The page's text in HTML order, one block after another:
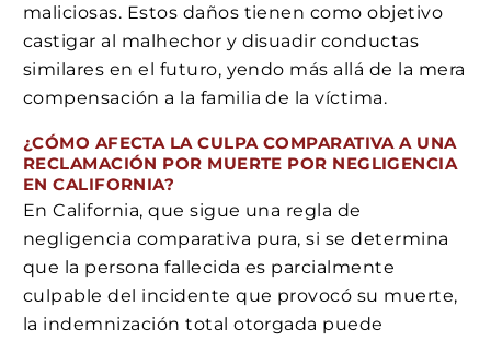
maliciosas. Estos daños tienen como objetivo
castigar al malhechor y disuadir conductas
similares en el futuro, yendo más allá de la mera
compensación a la familia de la víctima.
¿CÓMO AFECTA LA CULPA COMPARATIVA A UNA
RECLAMACIÓN POR MUERTE POR NEGLIGENCIA
EN CALIFORNIA?
En California, que sigue una regla de
negligencia comparativa pura, si se determina
que la persona fallecida es parcialmente
culpable del incidente que provocó su muerte,
la indemnización total otorgada puede